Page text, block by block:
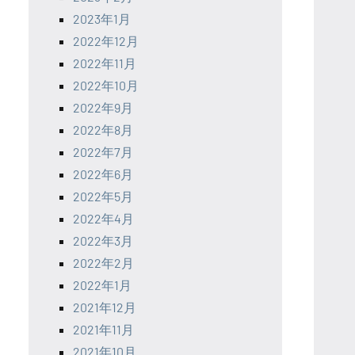
2023年1月
2022年12月
2022年11月
2022年10月
2022年9月
2022年8月
2022年7月
2022年6月
2022年5月
2022年4月
2022年3月
2022年2月
2022年1月
2021年12月
2021年11月
2021年10月